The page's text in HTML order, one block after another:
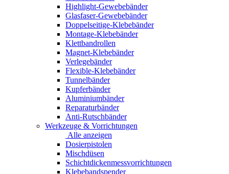
Highlight-Gewebebänder
Glasfaser-Gewebebänder
Doppelseitige-Klebebänder
Montage-Klebebänder
Klettbandrollen
Magnet-Klebebänder
Verlegebänder
Flexible-Klebebänder
Tunnelbänder
Kupferbänder
Aluminiumbänder
Reparaturbänder
Anti-Rutschbänder
Werkzeuge & Vorrichtungen
Alle anzeigen
Dosierpistolen
Mischdüsen
Schichtdickenmessvorrichtungen
Klebebandspender